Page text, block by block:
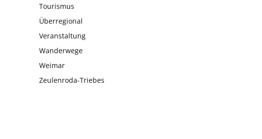
Tourismus
Überregional
Veranstaltung
Wanderwege
Weimar
Zeulenroda-Triebes